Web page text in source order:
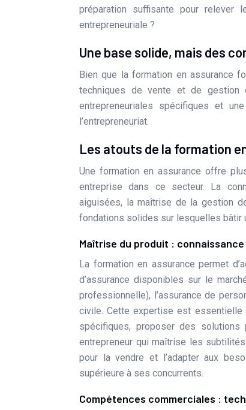
préparation suffisante pour
entrepreneuriale ?
Une base solide, mais des
Bien que la formation en assurance
techniques de vente et de gestion
entrepreneuriales spécifiques et
l’entrepreneuriat.
Les atouts de la formation
Une formation en assurance offre
entreprise dans ce secteur. La
aiguisées, la maîtrise de la gestion
fondations solides sur lesquelles bâtir
Maîtrise du produit :
La formation en assurance permet
d’assurance disponibles sur le
professionnelle), l’assurance de
civile. Cette expertise est
spécifiques, proposer des solutions
entrepreneur qui maîtrise les
pour la vendre et l’adapter aux
supérieure à ses concurrents.
Compétences commerciales :